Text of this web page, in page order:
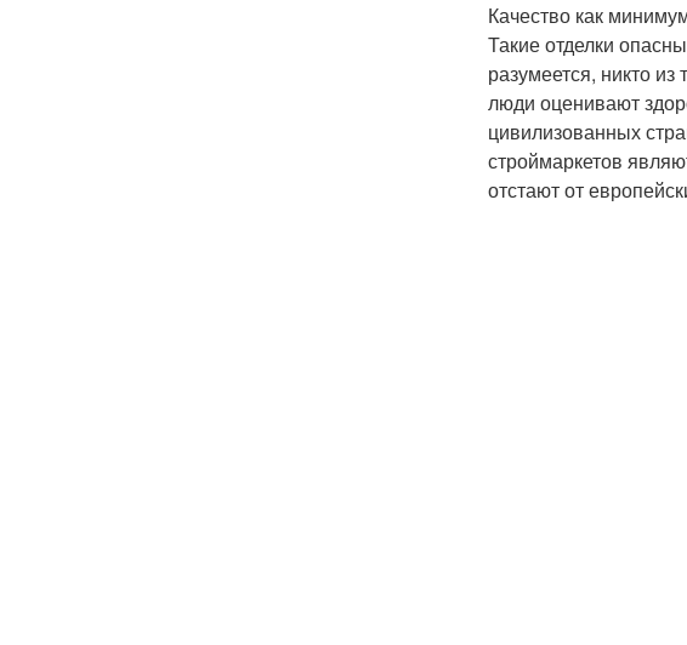
Качество как
Такие отделки
разумеется, никто
люди оценивают
цивилизованных
строймаркетов
отстают от